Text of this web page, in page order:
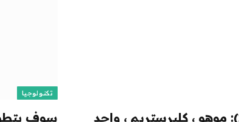
أفضل هوائي تلفزيون داخلي (2025): موهو ، كليرستريم ، واحد
تكنولوجيا
سوف